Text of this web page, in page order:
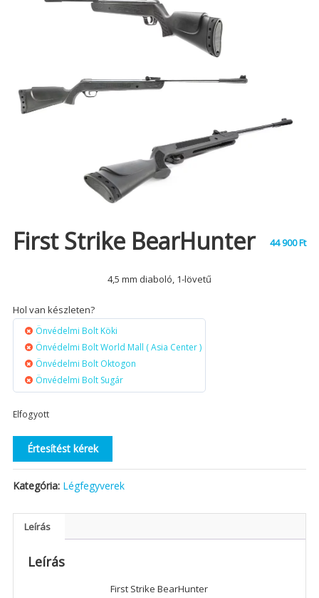
First Strike BearHunter 44 900Ft
4,5 mm diaboló, 1-lövetű
Hol van készleten?
Önvédelmi Bolt Köki
Önvédelmi Bolt World Mall ( Asia Center )
Önvédelmi Bolt Oktogon
Önvédelmi Bolt Sugár
Elfogyott
Értesítést kérek
Kategória: Légfegyverek
Leírás
Leírás
First Strike BearHunter